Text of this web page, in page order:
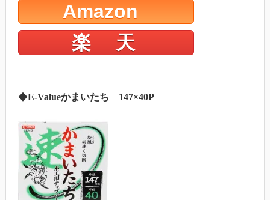
Amazon
楽 天
◆E-Valueかまいたち 147×40P